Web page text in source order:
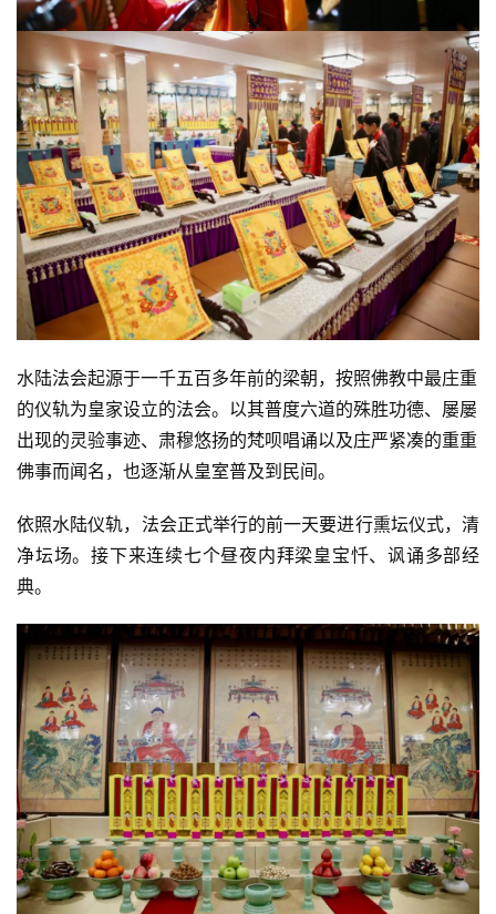
水陆法会起源于一千五百多年前的梁朝，按照佛教中最庄重
的仪轨为皇家设立的法会。以其普度六道的殊胜功德、屡屡
出现的灵验事迹、肃穆悠扬的梵呗唱诵以及庄严紧凑的重重
佛事而闻名，也逐渐从皇室普及到民间。
依照水陆仪轨，法会正式举行的前一天要进行熏坛仪式，清
净坛场。接下来连续七个昼夜内拜梁皇宝忏、讽诵多部经
典。